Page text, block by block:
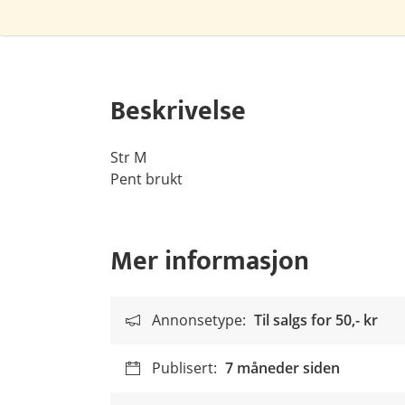
Beskrivelse
Str M
Pent brukt
Mer informasjon
Annonsetype: Til salgs for 50,- kr
Publisert: 7 måneder siden